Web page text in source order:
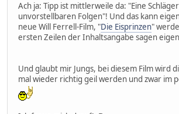
Ach ja: Tipp ist mittlerweile da: "Eine
unvorstellbaren Folgen"! Und das kann
neue Will Ferrell-Film, "Die Eisprinzen"
ersten Zeilen der Inhaltsangabe sagen
Und glaubt mir Jungs, bei diesem Film wird
mal wieder richtig geil werden und zwar im